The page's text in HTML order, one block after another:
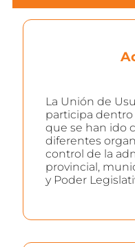
La Unión de
participa
que se han ido
diferentes
control de la
provincial,
y Poder